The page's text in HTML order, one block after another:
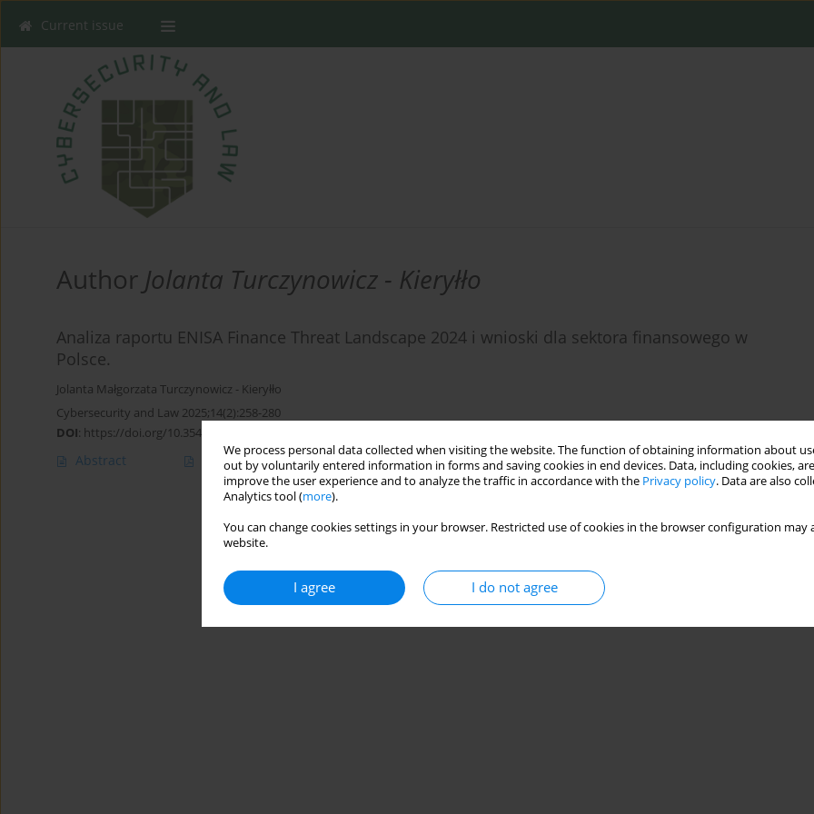
We process personal data collected when visiting the website. The function of obtaining information about
out by voluntarily entered information in forms and saving cookies in end devices. Data, including cookies,
improve the user experience and to analyze the traffic in accordance with the Privacy policy. Data are also
Analytics tool (more).
You can change cookies settings in your browser. Restricted use of cookies in the browser configuration
website.
I agree I do not agree
Current issue
Author Jolanta Turczynowicz - Kieryłło
Analiza raportu ENISA Finance Threat Landscape 2024 i wnioski dla sektora finansowego w
Polsce.
Jolanta Małgorzata Turczynowicz - Kieryłło
Cybersecurity and Law 2025;14(2):258-280
DOI: https://doi.org/10.35467/cal/215905
Abstract Article(PDF) Stats